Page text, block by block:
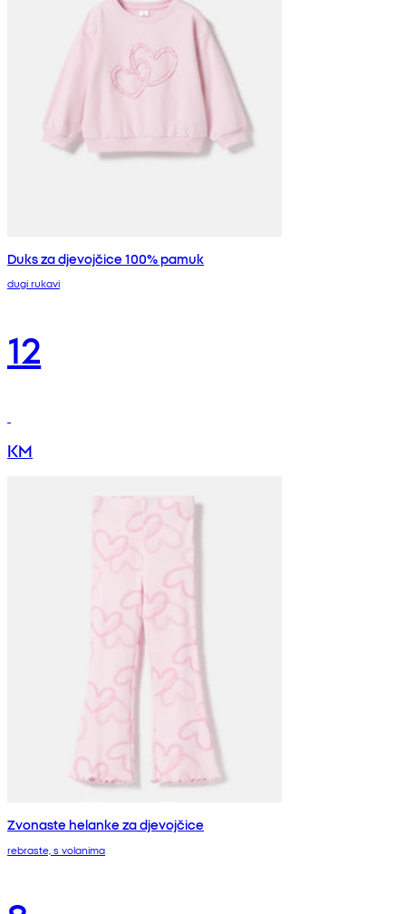
Duks za djevojčice 100% pamuk
dugi rukavi
12
KM
Zvonaste helanke za djevojčice
rebraste, s volanima